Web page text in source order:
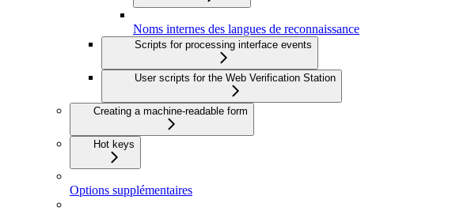
Noms internes des langues de reconnaissance
Scripts for processing interface events
User scripts for the Web Verification Station
Creating a machine-readable form
Hot keys
Options supplémentaires